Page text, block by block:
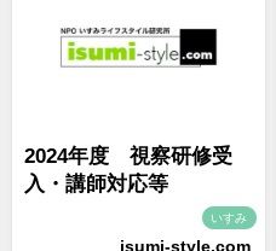
2024年度 視察研修受
入・講師対応等
いすみ
isumi-style.com